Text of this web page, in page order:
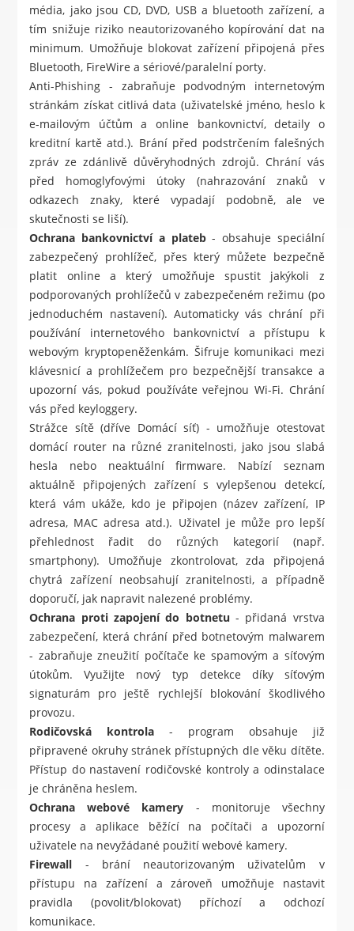
média, jako jsou CD, DVD, USB a bluetooth zařízení, a
tím snižuje riziko neautorizovaného kopírování dat na
minimum. Umožňuje blokovat zařízení připojená přes
Bluetooth, FireWire a sériové/paralelní porty.
Anti-Phishing - zabraňuje podvodným internetovým
stránkám získat citlivá data (uživatelské jméno, heslo k
e-mailovým účtům a online bankovnictví, detaily o
kreditní kartě atd.). Brání před podstrčením falešných
zpráv ze zdánlivě důvěryhodných zdrojů. Chrání vás
před homoglyfovými útoky (nahrazování znaků v
odkazech znaky, které vypadají podobně, ale ve
skutečnosti se liší).
Ochrana bankovnictví a plateb- obsahuje speciální
zabezpečený prohlížeč, přes který můžete bezpečně
platit online a který umožňuje spustit jakýkoli z
podporovaných prohlížečů v zabezpečeném režimu (po
jednoduchém nastavení). Automaticky vás chrání při
používání internetového bankovnictví a přístupu k
webovým kryptopeněženkám. Šifruje komunikaci mezi
klávesnicí a prohlížečem pro bezpečnější transakce a
upozorní vás, pokud používáte veřejnou Wi-Fi. Chrání
vás před keyloggery.
Strážce sítě (dříve Domácí síť) - umožňuje otestovat
domácí router na různé zranitelnosti, jako jsou slabá
hesla nebo neaktuální firmware. Nabízí seznam
aktuálně připojených zařízení s vylepšenou detekcí,
která vám ukáže, kdo je připojen (název zařízení, IP
adresa, MAC adresa atd.). Uživatel je může pro lepší
přehlednost řadit do různých kategorií (např.
smartphony). Umožňuje zkontrolovat, zda připojená
chytrá zařízení neobsahují zranitelnosti, a případně
doporučí, jak napravit nalezené problémy.
Ochrana proti zapojení do botnetu - přidaná vrstva
zabezpečení, která chrání před botnetovým malwarem
- zabraňuje zneužití počítače ke spamovým a síťovým
útokům. Využijte nový typ detekce díky síťovým
signaturám pro ještě rychlejší blokování škodlivého
provozu.
Rodičovská kontrola - program obsahuje již
připravené okruhy stránek přístupných dle věku dítěte.
Přístup do nastavení rodičovské kontroly a odinstalace
je chráněna heslem.
Ochrana webové kamery - monitoruje všechny
procesy a aplikace běžící na počítači a upozorní
uživatele na nevyžádané použití webové kamery.
Firewall - brání neautorizovaným uživatelům v
přístupu na zařízení a zároveň umožňuje nastavit
pravidla (povolit/blokovat) příchozí a odchozí
komunikace.